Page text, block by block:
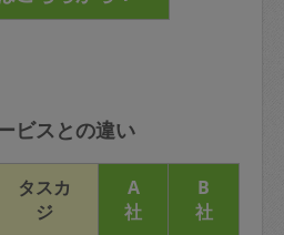
ビスとの違い
タスカ
ジ
A
社
B
社